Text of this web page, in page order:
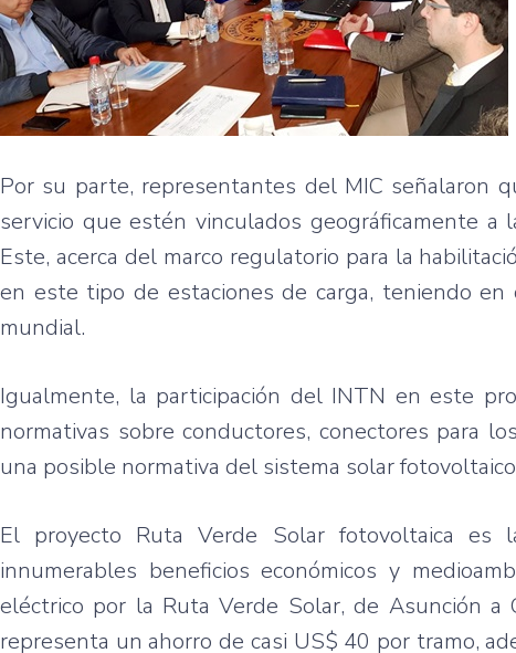
Por su parte, representantes del MIC señalaron
servicio que estén vinculados geográficamente
Este, acerca del marco regulatorio para la
en este tipo de estaciones de carga, teniendo
mundial.
Igualmente, la participación del INTN en este
normativas sobre conductores, conectores para
una posible normativa del sistema solar
El proyecto Ruta Verde Solar fotovoltaica es
innumerables beneficios económicos y
eléctrico por la Ruta Verde Solar, de Asunción
representa un ahorro de casi US$ 40 por tramo,